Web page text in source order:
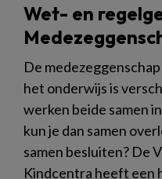
Wet- en
De
het onderwijs is
werken beide samen
kun je dan samen
samen besluiten? De
Kindcentra heeft een